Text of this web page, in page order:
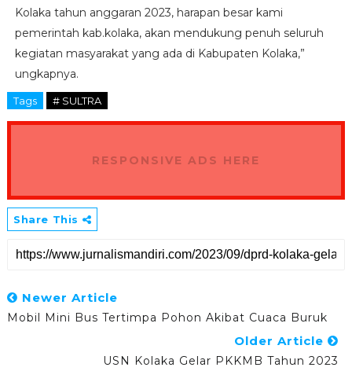
Kolaka tahun anggaran 2023, harapan besar kami
pemerintah kab.kolaka, akan mendukung penuh seluruh
kegiatan masyarakat yang ada di Kabupaten Kolaka,”
ungkapnya.
Tags # SULTRA
RESPONSIVE ADS HERE
Share This
Newer Article
Mobil Mini Bus Tertimpa Pohon Akibat Cuaca Buruk
Older Article
USN Kolaka Gelar PKKMB Tahun 2023